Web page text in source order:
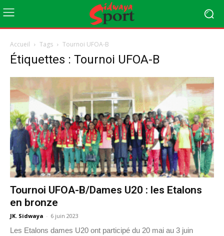
Accueil Tags Tournoi UFOA-B
Étiquettes : Tournoi UFOA-B
Tournoi UFOA-B/Dames U20 : les Etalons
en bronze
JK. Sidwaya - 6 juin 2023
Les Etalons dames U20 ont participé du 20 mai au 3 juin